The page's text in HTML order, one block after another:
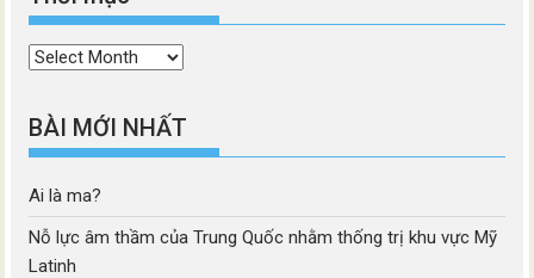
Thời
BÀI MỚI NHẤT
Ai là ma?
Nỗ lực âm thầm của Trung Quốc nhằm thống trị khu vực Mỹ
Latinh